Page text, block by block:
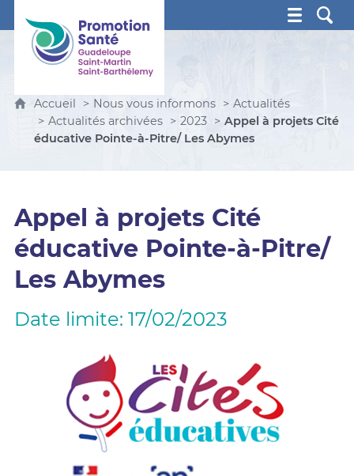
Promotion Santé Guadeloupe, Saint-Martin, Saint
Accueil Nous vous informons
Actualités
Actualités archivées
2023
Appel à projets Cité
éducative Pointe-à-Pitre/ Les Abymes
Appel à projets Cité
éducative Pointe-à-Pitre/
Les Abymes
Date limite: 17/02/2023